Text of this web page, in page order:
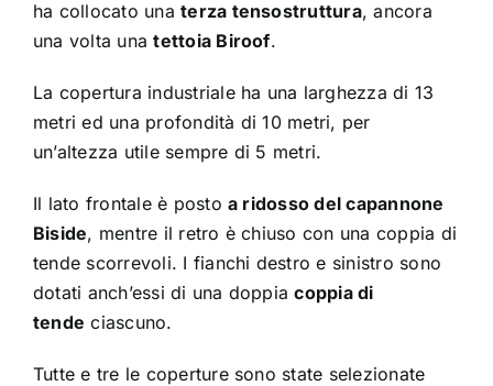
ha collocato unaterza tensostruttura, ancora
una volta unatettoia Biroof.
La copertura industriale ha una larghezza di 13
metri ed una profondità di 10 metri, per
un’altezza utile sempre di 5 metri.
Il lato frontale è posto a ridosso del capannone
Biside, mentre il retro è chiuso con una coppia di
tende scorrevoli. I fianchi destro e sinistro sono
dotati anch’essi di una doppiacoppia di
tende ciascuno.
Tutte e tre le coperture sono state selezionate